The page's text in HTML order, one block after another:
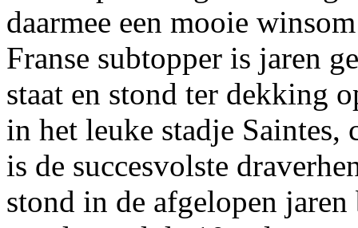
daarmee een mooie
Franse subtopper is jaren
staat en stond ter dekking
in het leuke stadje
is de succesvolste
stond in de afgelopen